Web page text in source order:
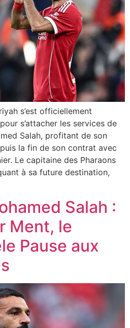
s’est officiellement
s’attacher les services de
Salah, profitant de son
la fin de son contrat avec
Le capitaine des Pharaons
à sa future destination,
Salah :
Ment, le
Pause aux